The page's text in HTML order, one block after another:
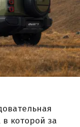
в которой за